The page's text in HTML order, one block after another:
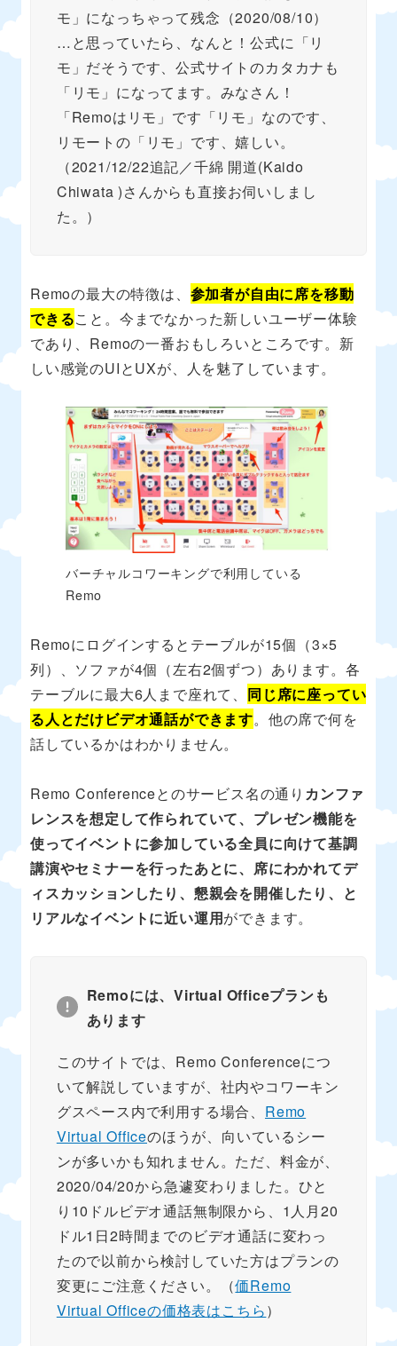
モ」になっちゃって残念（2020/08/10）
…と思っていたら、なんと！公式に「リ
モ」だそうです、公式サイトのカタカナも
「リモ」になってます。みなさん！
「Remoはリモ」です「リモ」なのです、
リモートの「リモ」です、嬉しい。
（2021/12/22追記／千綿 開道(Kaido
Chiwata )さんからも直接お伺いしまし
た。）
Remoの最大の特徴は、 参加者が自由に席を移動
できること。今までなかった新しいユーザー体験
であり、Remoの一番おもしろいところです。新
しい感覚のUIとUXが、人を魅了しています。
バーチャルコワーキングで利用している
Remo
Remoにログインするとテーブルが15個（3×5
列）、ソファが4個（左右2個ずつ）あります。各
テーブルに最大6人まで座れて、 同じ席に座ってい
る人とだけビデオ通話ができます。他の席で何を
話しているかはわかりません。
Remo Conferenceとのサービス名の通り カンファ
レンスを想定して作られていて、プレゼン機能を
使ってイベントに参加している全員に向けて基調
講演やセミナーを行ったあとに、席にわかれてデ
ィスカッションしたり、懇親会を開催したり、と
リアルなイベントに近い運用ができます。
Remoには、Virtual Officeプランも
あります
このサイトでは、Remo Conferenceにつ
いて解説していますが、社内やコワーキン
グスペース内で利用する場合、 Remo
Virtual Officeのほうが、向いているシー
ンが多いかも知れません。ただ、料金が、
2020/04/20から急遽変わりました。ひと
り10ドルビデオ通話無制限から、1人月20
ドル1日2時間までのビデオ通話に変わっ
たので以前から検討していた方はプランの
変更にご注意ください。（価Remo
Virtual Officeの価格表はこちら）